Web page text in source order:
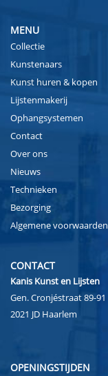
MENU
Collectie
Kunstenaars
Kunst huren & kopen
Lijstenmakerij
Ophangsystemen
Contact
Over ons
Nieuws
Technieken
Bezorging
Algemene voorwaarden
CONTACT
Kanis Kunst en Lijsten
Gen. Cronjéstraat 89-91
2021 JD Haarlem
OPENINGSTIJDEN